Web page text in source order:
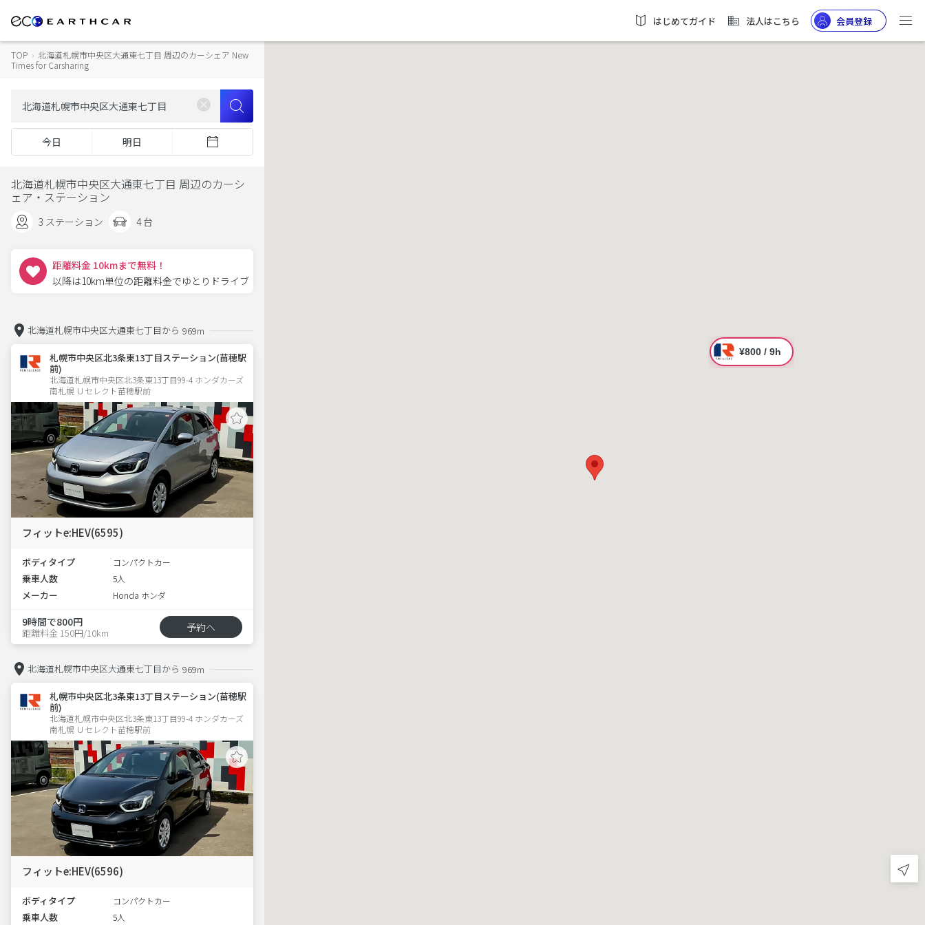
はじめてガイド 法人はこちら 会員登録
TOP › 北海道札幌市中央区大通東七丁目 周辺のカーシェア New
Times for Carsharing
今日 明日
北海道札幌市中央区大通東七丁目 周辺のカーシ
ェア・ステーション
3 ステーション 4 台
距離料金 10kmまで無料！
以降は10km単位の距離料金でゆとりドライブ
北海道札幌市中央区大通東七丁目から 969m
札幌市中央区北3条東13丁目ステーション(苗穂駅
前)
北海道札幌市中央区北3条東13丁目99-4 ホンダカーズ
南札幌 Ｕセレクト苗穂駅前
フィットe:HEV(6595)
ボディタイプ コンパクトカー
乗車人数 5人
メーカー Honda ホンダ
9時間で800円
距離料金 150円/10km 予約へ
北海道札幌市中央区大通東七丁目から 969m
札幌市中央区北3条東13丁目ステーション(苗穂駅
前)
北海道札幌市中央区北3条東13丁目99-4 ホンダカーズ
南札幌 Ｕセレクト苗穂駅前
フィットe:HEV(6596)
ボディタイプ コンパクトカー
乗車人数 5人